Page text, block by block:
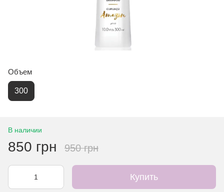
Объем
300
В наличии
850 грн 950 грн
Купить